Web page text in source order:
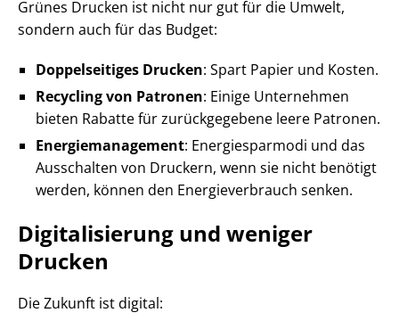
Grünes Drucken ist nicht nur gut für die Umwelt,
sondern auch für das Budget:
Doppelseitiges Drucken: Spart Papier und Kosten.
Recycling von Patronen: Einige Unternehmen
bieten Rabatte für zurückgegebene leere Patronen.
Energiemanagement: Energiesparmodi und das
Ausschalten von Druckern, wenn sie nicht benötigt
werden, können den Energieverbrauch senken.
Digitalisierung und weniger
Drucken
Die Zukunft ist digital: